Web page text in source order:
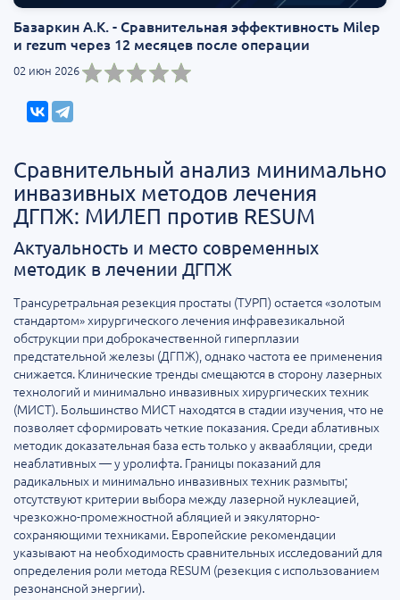
Базаркин А.К. - Сравнительная эффективность Milep
и rezum через 12 месяцев после операции
02 июн 2026
Сравнительный анализ минимально
инвазивных методов лечения
ДГПЖ: МИЛEП против RESUM
Актуальность и место современных
методик в лечении ДГПЖ
Трансуретральная резекция простаты (ТУРП) остается «золотым
стандартом» хирургического лечения инфравезикальной
обструкции при доброкачественной гиперплазии
предстательной железы (ДГПЖ), однако частота ее применения
снижается. Клинические тренды смещаются в сторону лазерных
технологий и минимально инвазивных хирургических техник
(МИСТ). Большинство МИСТ находятся в стадии изучения, что не
позволяет сформировать четкие показания. Среди аблативных
методик доказательная база есть только у акваабляции, среди
неаблативных — у уролифта. Границы показаний для
радикальных и минимально инвазивных техник размыты;
отсутствуют критерии выбора между лазерной нуклеацией,
чрезкожно-промежностной абляцией и эякуляторно-
сохраняющими техниками. Европейские рекомендации
указывают на необходимость сравнительных исследований для
определения роли метода RESUM (резекция с использованием
резонансной энергии).